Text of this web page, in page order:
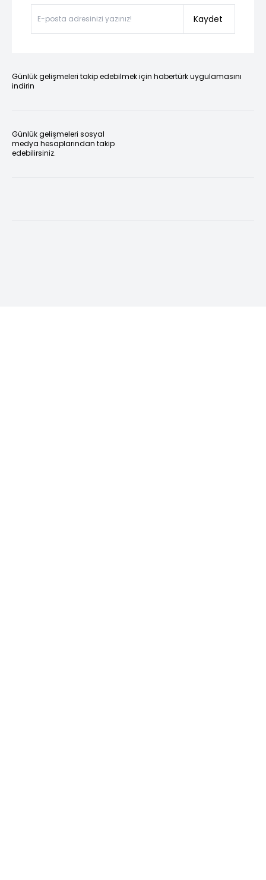
Kaydet
Günlük gelişmeleri takip edebilmek için habertürk uygulamasını
indirin
Günlük gelişmeleri sosyal
medya hesaplarından takip
edebilirsiniz.